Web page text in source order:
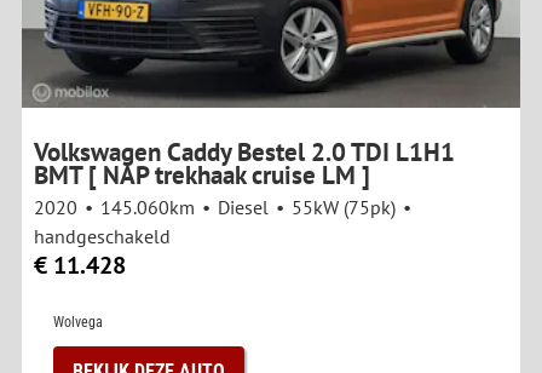
Volkswagen Caddy Bestel 2.0 TDI L1H1
BMT [ NAP trekhaak cruise LM ]
2020 145.060km Diesel
55kW (75pk)
handgeschakeld
€ 11.428
Wolvega